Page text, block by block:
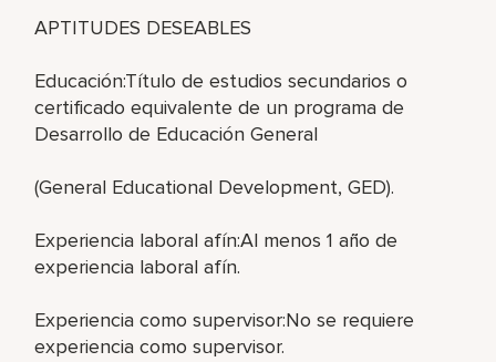
APTITUDES DESEABLES
Educación:Título de estudios secundarios o
certificado equivalente de un programa de
Desarrollo de Educación General
(General Educational Development, GED).
Experiencia laboral afín:Al menos 1 año de
experiencia laboral afín.
Experiencia como supervisor:No se requiere
experiencia como supervisor.